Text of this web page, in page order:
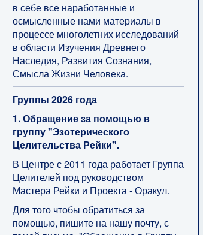
в себе все наработанные и
осмысленные нами материалы в
процессе многолетних исследований
в области Изучения Древнего
Наследия, Развития Сознания,
Смысла Жизни Человека.
Группы 2026 года
1. Обращение за помощью в
группу "Эзотерического
Целительства Рейки".
В Центре с 2011 года работает Группа
Целителей под руководством
Мастера Рейки и Проекта - Оракул.
Для того чтобы обратиться за
помощью, пишите на нашу почту, с